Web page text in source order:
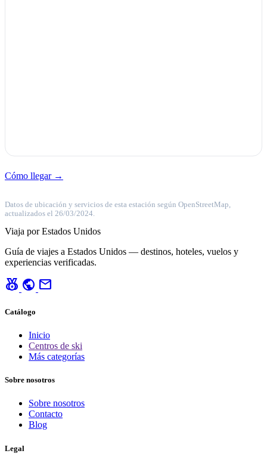
Cómo llegar →
Datos de ubicación y servicios de esta estación según OpenStreetMap,
actualizados el 26/03/2024.
Viaja por Estados Unidos
Guía de viajes a Estados Unidos — destinos, hoteles, vuelos y
experiencias verificadas.
social_leaderboard public mail
Catálogo
Inicio
Centros de ski
Más categorías
Sobre nosotros
Sobre nosotros
Contacto
Blog
Legal